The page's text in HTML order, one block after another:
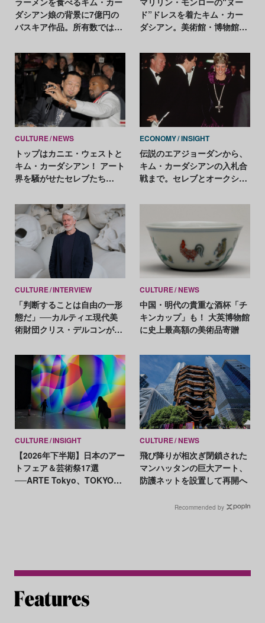
ダシアン娘の背景に7億円の
バスキア作品。所有数では
ド”ドレスを着たキム・カー
ダシアン。美術館・博物館関
CULTURE NEWS
トップはカニエ・ウェストと
キム・カーダシアン！ アート
界を騒がせたセレブたち
とめ】
ECONOMY INSIGHT
伝説のエアジョーダンから、
キム・カーダシアンの入札合
戦まで。セレブとオークショ
ュースを総まとめ！
CULTURE INTERVIEW
「判断することは自由の一形
態だ」──カルティエ現代美
術財団クリス・デルコンが語
CULTURE NEWS
中国・明代の貴重な酒杯「チ
キンカップ」も！ 大英博物館
に史上最高額の美術品寄贈
CULTURE INSIGHT
【2026年下半期】日本のアー
トフェア＆芸術祭17選
──ARTE Tokyo、TOKYO
CULTURE NEWS
飛び降りが相次ぎ閉鎖された
マンハッタンの巨大アート、
防護ネットを設置して再開へ
Recommended by